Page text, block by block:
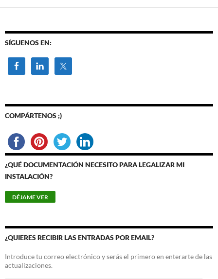
SÍGUENOS EN:
COMPÁRTENOS ;)
¿QUÉ DOCUMENTACIÓN NECESITO PARA LEGALIZAR MI
INSTALACIÓN?
¿QUIERES RECIBIR LAS ENTRADAS POR EMAIL?
Introduce tu correo electrónico y serás el primero en enterarte de las
actualizaciones.